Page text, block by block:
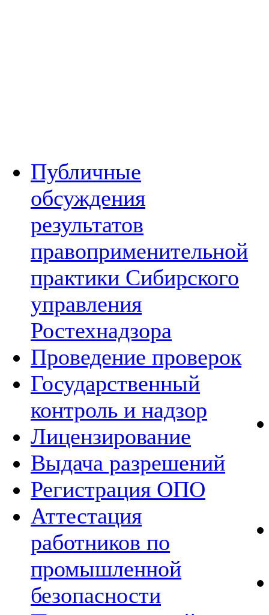
Публичные
обсуждения
результатов
правоприменительной
практики Сибирского
управления
Ростехнадзора
Проведение проверок
Государственный
контроль и надзор
Лицензирование
Выдача разрешений
Регистрация ОПО
Аттестация
работников по
промышленной
безопасности